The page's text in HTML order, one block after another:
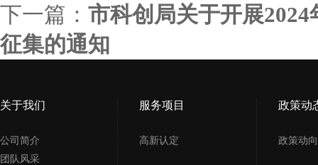
下一篇： 市科创局关于开展
征集的通知
关于我们
公司简介
团队风采
服务项目
高新认定
政策动
政策动向